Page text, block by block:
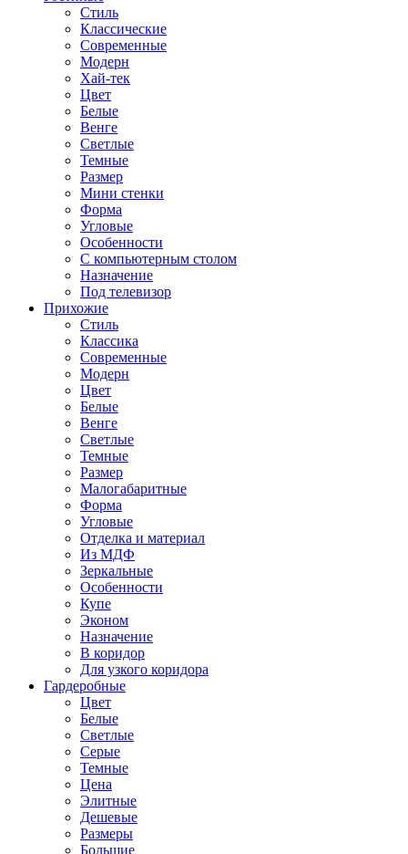
Стиль
Классические
Современные
Модерн
Хай-тек
Цвет
Белые
Венге
Светлые
Темные
Размер
Мини стенки
Форма
Угловые
Особенности
С компьютерным столом
Назначение
Под телевизор
Прихожие
Стиль
Классика
Современные
Модерн
Цвет
Белые
Венге
Светлые
Темные
Размер
Малогабаритные
Форма
Угловые
Отделка и материал
Из МДФ
Зеркальные
Особенности
Купе
Эконом
Назначение
В коридор
Для узкого коридора
Гардеробные
Цвет
Белые
Светлые
Серые
Темные
Цена
Элитные
Дешевые
Размеры
Большие